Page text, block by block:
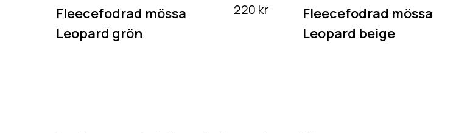
Fleecefodrad mössa
Leopard grön
220 kr
Fleecefodrad mössa
Leopard beige